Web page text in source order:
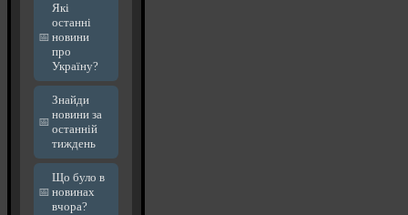
Які
останні
новини
про
Україну?
Знайди
новини за
останній
тиждень
Що було в
новинах
вчора?